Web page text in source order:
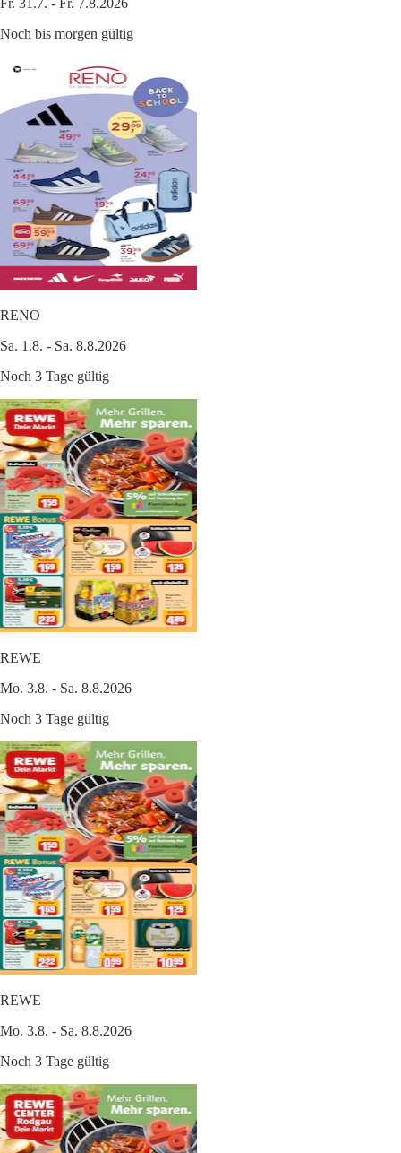
Fr. 31.7. - Fr. 7.8.2026
Noch bis morgen gültig
RENO
Sa. 1.8. - Sa. 8.8.2026
Noch 3 Tage gültig
REWE
Mo. 3.8. - Sa. 8.8.2026
Noch 3 Tage gültig
REWE
Mo. 3.8. - Sa. 8.8.2026
Noch 3 Tage gültig